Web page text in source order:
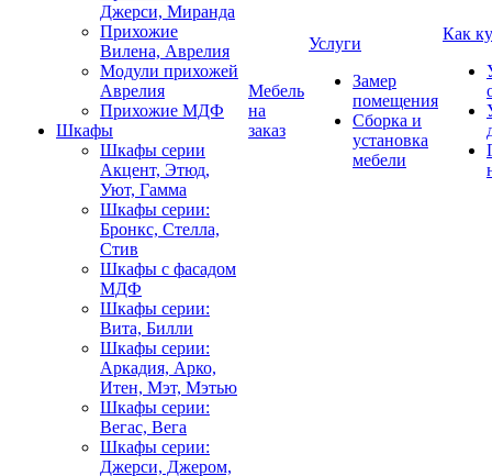
Джерси, Миранда
Прихожие
Вилена, Аврелия
Модули прихожей
Аврелия
Прихожие МДФ
Шкафы
Шкафы серии
Акцент, Этюд,
Уют, Гамма
Шкафы серии:
Бронкс, Стелла,
Стив
Шкафы с фасадом
МДФ
Шкафы серии:
Вита, Билли
Шкафы серии:
Аркадия, Арко,
Итен, Мэт, Мэтью
Шкафы серии:
Вегас, Вега
Шкафы серии:
Джерси, Джером,
Мебель
на
заказ
Услуги
Замер
помещения
Сборка и
установка
мебели
Как